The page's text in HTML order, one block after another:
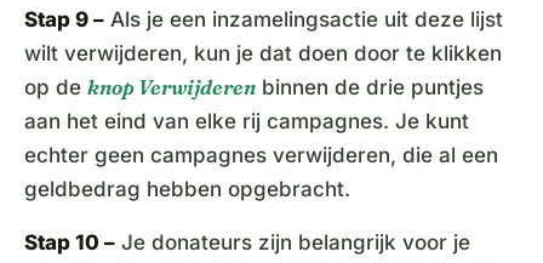
Stap 9 – Als je een inzamelingsactie uit deze lijst
wilt verwijderen, kun je dat doen door te klikken
op de knop Verwijderen binnen de drie puntjes
aan het eind van elke rij campagnes. Je kunt
echter geen campagnes verwijderen, die al een
geldbedrag hebben opgebracht.
Stap 10 – Je donateurs zijn belangrijk voor je